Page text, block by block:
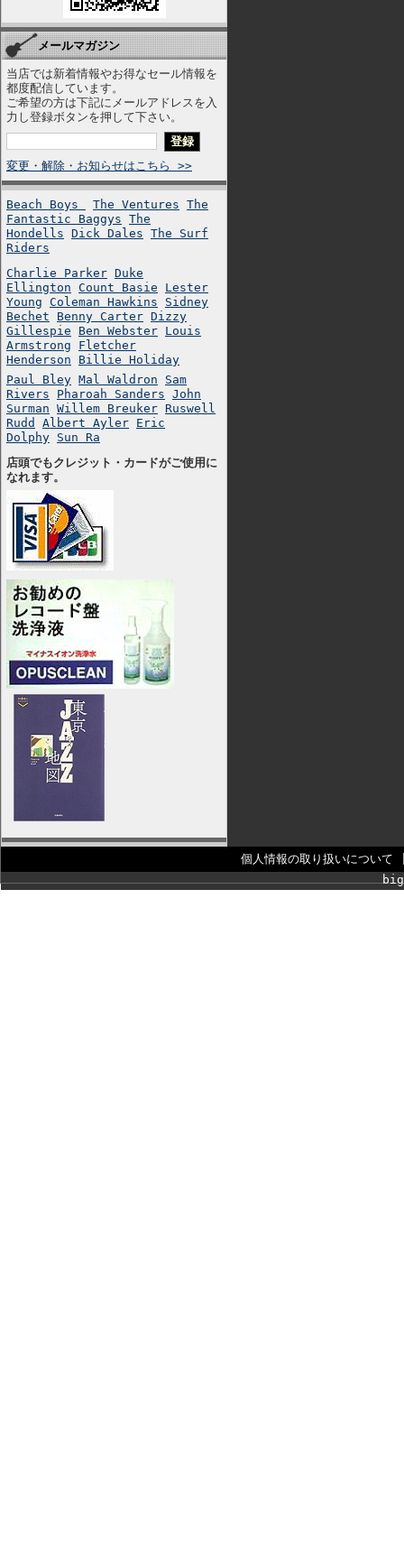
メールマガジン
当店では新着情報やお得なセール情報を
都度配信しています。
ご希望の方は下記にメールアドレスを入
力し登録ボタンを押して下さい。
変更・解除・お知らせはこちら >>
Beach Boys The Ventures The
Fantastic Baggys The
Hondells Dick Dales The Surf
Riders
Charlie Parker Duke
Ellington Count Basie
Lester
Young Coleman Hawkins
Sidney
Bechet
Benny Carter Dizzy
Gillespie
Ben Webster Louis
Armstrong
Fletcher
Henderson
Billie Holiday
Paul Bley Mal Waldron
Sam
Rivers
Pharoah Sanders John
Surman Willem Breuker Ruswell
Rudd
Albert Ayler Eric
Dolphy Sun Ra
店頭でもクレジット・カードがご使用に
なれます。
個人情報の取り扱いについて